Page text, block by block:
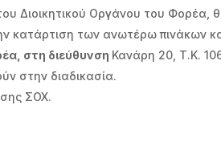
Διοικητικού Οργάνου του Φορέα,
κατάρτιση των ανωτέρω πινάκων
στη διεύθυνση Κανάρη 20, Τ.Κ.
στην διαδικασία.
ΣΟΧ.